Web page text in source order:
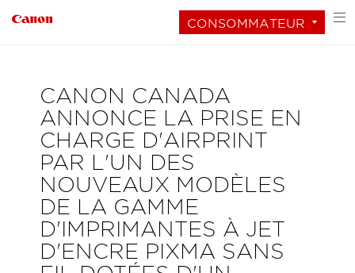
CONSOMMATEUR
CANON CANADA
ANNONCE LA PRISE EN
CHARGE D'AIRPRINT
PAR L'UN DES
NOUVEAUX MODÈLES
DE LA GAMME
D'IMPRIMANTES À JET
D'ENCRE PIXMA SANS